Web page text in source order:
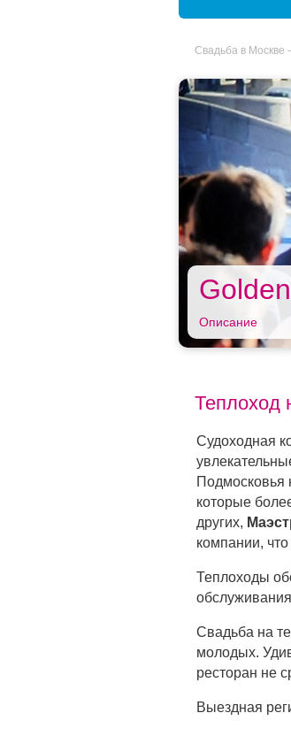
Свадьба в Москве
Описание
Теплоход
Судоходная
Подмосковья
которые
других,
компании,
Теплоходы
Свадьба на
молодых.
ресторан не
Выездная